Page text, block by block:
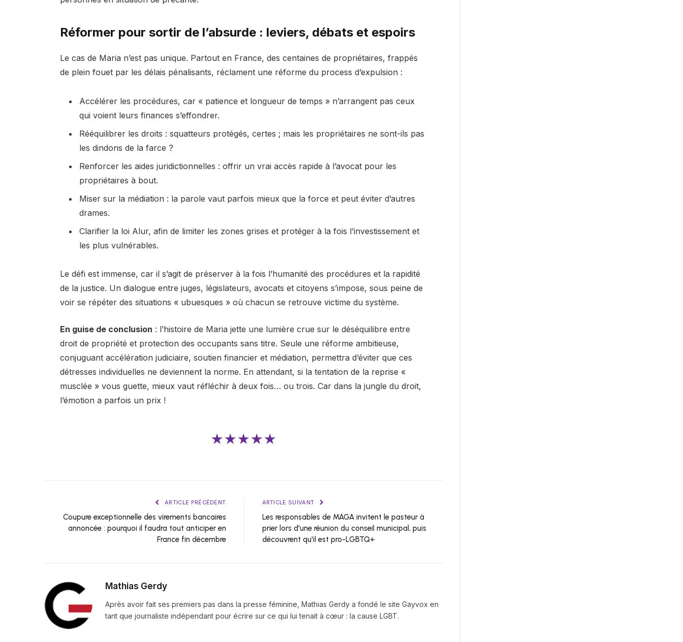
Réformer pour sortir de l’absurde : leviers, débats et espoirs
Le cas de Maria n’est pas unique. Partout en France, des centaines de propriétaires, frappés
de plein fouet par les délais pénalisants, réclament une réforme du process d’expulsion :
Accélérer les procédures, car « patience et longueur de temps » n’arrangent pas ceux
qui voient leurs finances s’effondrer.
Rééquilibrer les droits : squatteurs protégés, certes ; mais les propriétaires ne sont-ils pas
les dindons de la farce ?
Renforcer les aides juridictionnelles : offrir un vrai accès rapide à l’avocat pour les
propriétaires à bout.
Miser sur la médiation : la parole vaut parfois mieux que la force et peut éviter d’autres
drames.
Clarifier la loi Alur, afin de limiter les zones grises et protéger à la fois l’investissement et
les plus vulnérables.
Le défi est immense, car il s’agit de préserver à la fois l’humanité des procédures et la rapidité
de la justice. Un dialogue entre juges, législateurs, avocats et citoyens s’impose, sous peine de
voir se répéter des situations « ubuesques » où chacun se retrouve victime du système.
En guise de conclusion : l’histoire de Maria jette une lumière crue sur le déséquilibre entre
droit de propriété et protection des occupants sans titre. Seule une réforme ambitieuse,
conjuguant accélération judiciaire, soutien financier et médiation, permettra d’éviter que ces
détresses individuelles ne deviennent la norme. En attendant, si la tentation de la reprise «
musclée » vous guette, mieux vaut réfléchir à deux fois… ou trois. Car dans la jungle du droit,
l’émotion a parfois un prix !
★★★★★
ARTICLE PRÉCÉDENT
Coupure exceptionnelle des virements bancaires
annoncée : pourquoi il faudra tout anticiper en
France fin décembre
ARTICLE SUIVANT
Les responsables de MAGA invitent le pasteur à
prier lors d'une réunion du conseil municipal, puis
découvrent qu'il est pro-LGBTQ+
Mathias Gerdy
Après avoir fait ses premiers pas dans la presse féminine, Mathias Gerdy a fondé le site Gayvox en
tant que journaliste indépendant pour écrire sur ce qui lui tenait à cœur : la cause LGBT.